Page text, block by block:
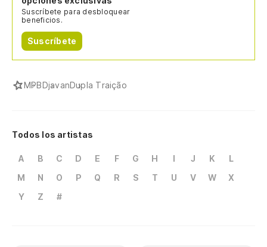
Suscríbete para desbloquear
beneficios.
Suscríbete
MPBDjavanDupla Traição
Todos los artistas
A B C D E F G H I J K
L
M
N O P Q R S T U V W
X
Y
Z #